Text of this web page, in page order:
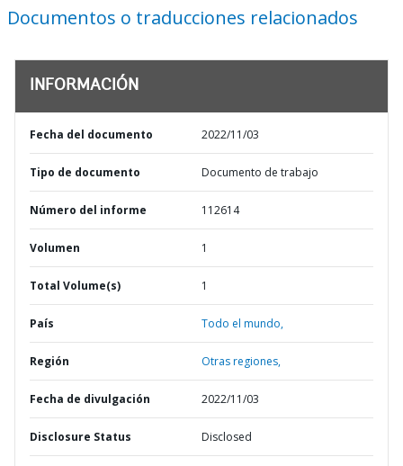
Documentos o traducciones relacionados
INFORMACIÓN
Fecha del documento 2022/11/03
Tipo de documento Documento de trabajo
Número del informe 112614
Volumen 1
Total Volume(s) 1
País Todo el mundo,
Región Otras regiones,
Fecha de divulgación 2022/11/03
Disclosure Status Disclosed